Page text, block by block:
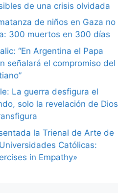
de una crisis olvidada
de niños en Gaza no
300 muertos en 300 días
“En Argentina el Papa
señalará el compromiso del
La guerra desfigura el
solo la revelación de Dios
la Trienal de Arte de
Católicas:
in Empathy»